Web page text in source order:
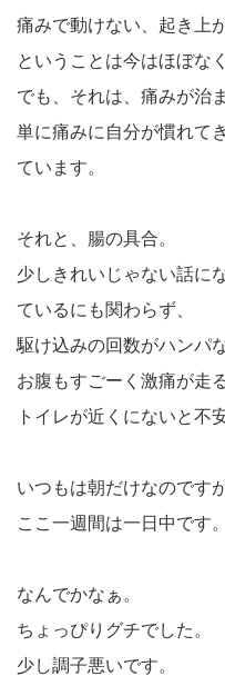
痛みで動けない、起き上
ということは今はほぼな
でも、それは、痛みが治
単に痛みに自分が慣れて
ています。
それと、腸の具合。
少しきれいじゃない話に
ているにも関わらず、
駆け込みの回数がハンパな
お腹もすごーく激痛が走
トイレが近くにないと不
いつもは朝だけなのですが
ここ一週間は一日中です。
なんでかなぁ。
ちょっぴりグチでした。
少し調子悪いです。